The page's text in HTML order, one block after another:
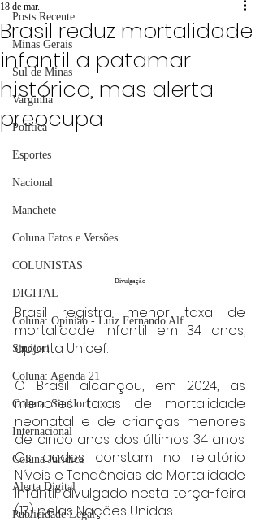
Posts Recente
Minas Gerais
Sul de Minas
Varginha
Política
Esportes
Nacional
Manchete
Coluna Fatos e Versões
COLUNISTAS
DIGITAL
Coluna: Opinião - Luiz Fernando Alf
Sindjori
Coluna: Agenda 21
Coluna: SindJori
Internacional
Coluna Jurídica
Alerta Digital
Publicidade Legal
Brasil reduz mortalidade
infantil a patamar
histórico, mas alerta
preocupa
18 de mar.
Divulgação
Brasil registra menor taxa de
mortalidade infantil em 34 anos,
aponta Unicef.
O Brasil alcançou, em 2024, as
menores taxas de mortalidade
neonatal e de crianças menores
de cinco anos dos últimos 34 anos.
Os dados constam no relatório
Níveis e Tendências da Mortalidade
Infantil, divulgado nesta terça-feira
(17) pelas Nações Unidas.